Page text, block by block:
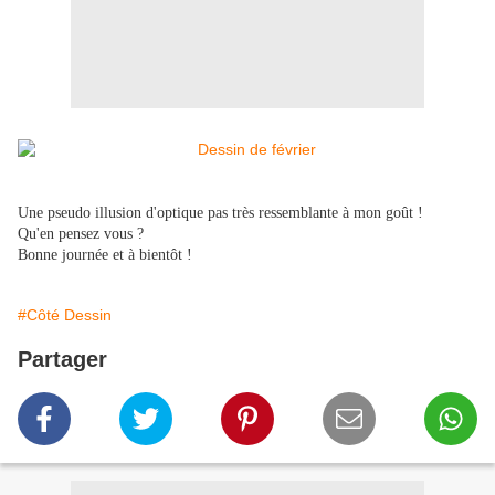
Une pseudo illusion d'optique pas très ressemblante à mon goût !
Qu'en pensez vous ?
Bonne journée et à bientôt !
#Côté Dessin
Partager